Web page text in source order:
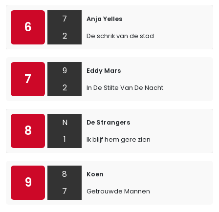
6
7
2
Anja Yelles
De schrik van de stad
7
9
2
Eddy Mars
In De Stilte Van De Nacht
8
N
1
De Strangers
Ik blijf hem gere zien
9
8
7
Koen
Getrouwde Mannen